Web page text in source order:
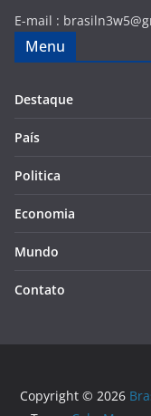
E-mail :
Menu
Destaque
País
Politica
Economia
Mundo
Contato
Copyright © 2026